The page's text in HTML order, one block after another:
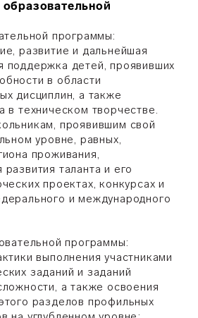
программы:
развитие и дальнейшая
поддержка детей, проявивших
в области
дисциплин, а также
в техническом творчестве.
проявившим свой
уровне, равных,
проживания,
таланта и его
проектах, конкурсах и
и международного
программы:
выполнения участниками
заданий и заданий
а также освоения
разделов профильных